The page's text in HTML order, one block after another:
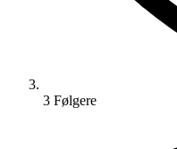
3 Følgere